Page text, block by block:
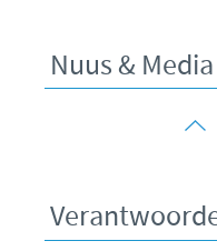
Nuus & Media